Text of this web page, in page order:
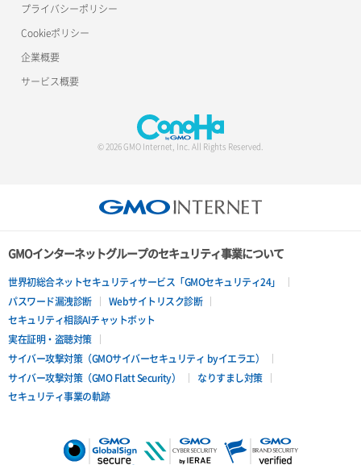
プライバシーポリシー
Cookieポリシー
企業概要
サービス概要
© 2026 GMO Internet, Inc. All Rights Reserved.
GMOインターネットグループのセキュリティ事業について
世界初総合ネットセキュリティサービス「GMOセキュリティ24」
パスワード漏洩診断
Webサイトリスク診断
セキュリティ相談AIチャットボット
実在証明・盗聴対策
サイバー攻撃対策（GMOサイバーセキュリティ byイエラエ）
サイバー攻撃対策（GMO Flatt Security）
なりすまし対策
セキュリティ事業の軌跡